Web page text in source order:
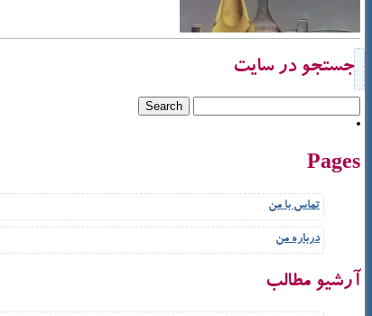
جستجو در سایت
Pages
تماس با من
درباره من
آرشیو مطالب